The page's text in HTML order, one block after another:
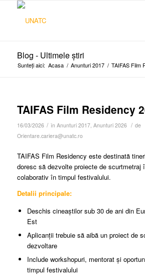
Blog - Ultimele știri
Sunteți aici: Acasa / Anunturi 2017 / TAIFAS Film
TAIFAS Film Residency
16/03/2026 / în Anunturi 2017, Anunturi 2026 / de
Orientare.cariera@unatc.ro
TAIFAS Film Residency este destinată
doresc să dezvolte proiecte de scurtmetraj
colaborativ în timpul festivalului.
Detalii principale:
Deschis cineaștilor sub 30 de ani din
Est
Aplicanții trebuie să aibă un proiect de
dezvoltare
Include workshopuri, mentorat și
timpul festivalului